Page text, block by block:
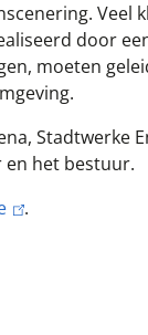
Veel
door
moeten
Stadtwerke
en het bestuur.
.